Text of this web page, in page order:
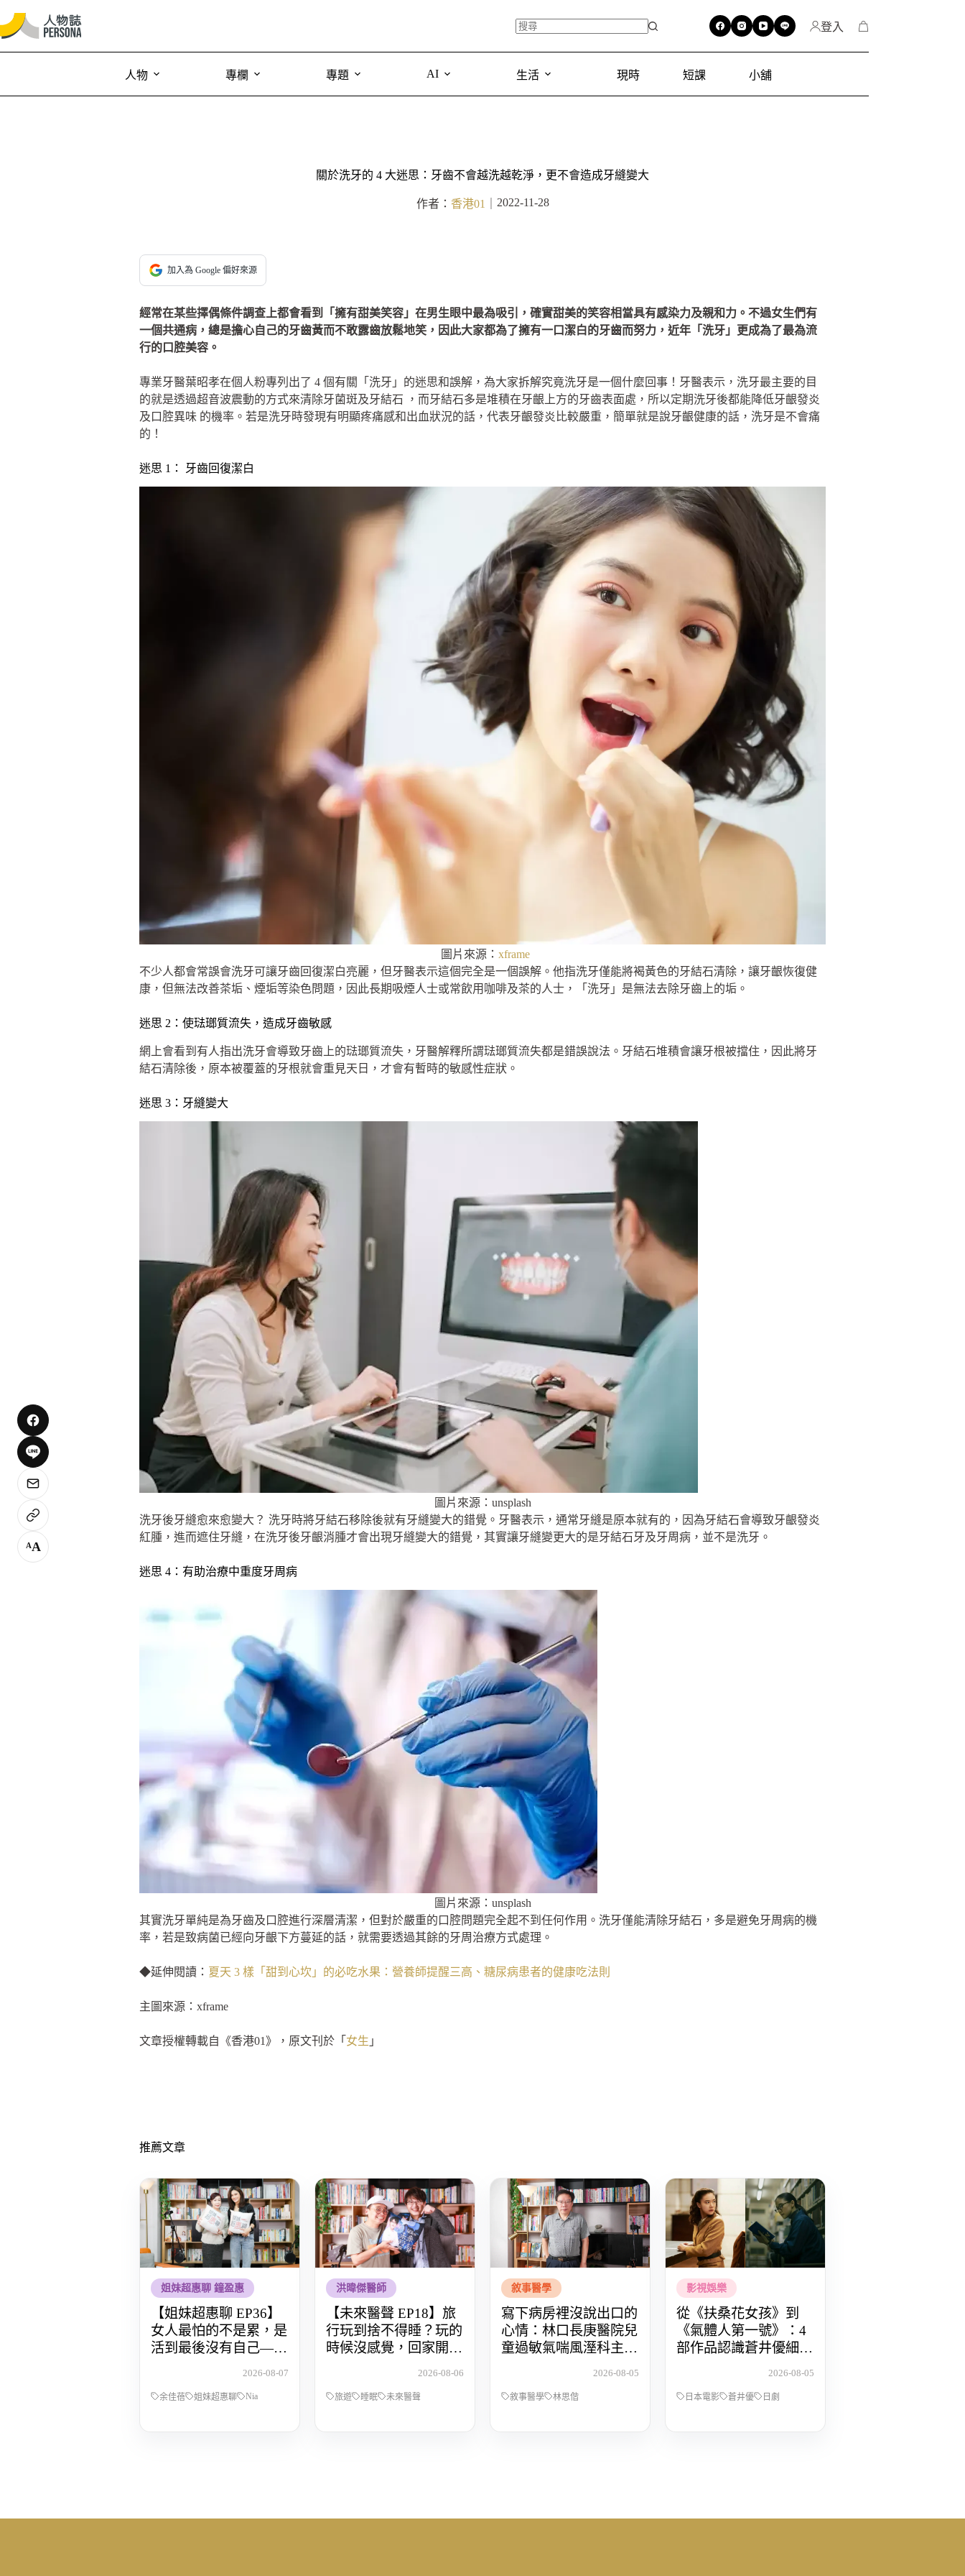
登入
人物 專欄 專題 AI 生活 現時 短課 小舖
關於洗牙的 4 大迷思：牙齒不會越洗越乾淨，更不會造成牙縫變大
作者： 香港01 2022-11-28
加入為 Google 偏好來源
經常在某些擇偶條件調查上都會看到「擁有甜美笑容」在男生眼中最為吸引，確實甜美的笑容相當具有感染力及親和力。不過女生們有
一個共通病，總是擔心自己的牙齒黃而不敢露齒放鬆地笑，因此大家都為了擁有一口潔白的牙齒而努力，近年「洗牙」更成為了最為流
行的口腔美容。
專業牙醫葉昭孝在個人粉專列出了 4 個有關「洗牙」的迷思和誤解，為大家拆解究竟洗牙是一個什麼回事！牙醫表示，洗牙最主要的目
的就是透過超音波震動的方式來清除牙菌斑及牙結石 ，而牙結石多是堆積在牙齦上方的牙齒表面處，所以定期洗牙後都能降低牙齦發炎
及口腔異味 的機率。若是洗牙時發現有明顯疼痛感和出血狀況的話，代表牙齦發炎比較嚴重，簡單就是說牙齦健康的話，洗牙是不會痛
的！
迷思 1： 牙齒回復潔白
圖片來源： xframe
不少人都會常誤會洗牙可讓牙齒回復潔白亮麗，但牙醫表示這個完全是一個誤解。他指洗牙僅能將褐黃色的牙結石清除，讓牙齦恢復健
康，但無法改善茶垢、煙垢等染色問題，因此長期吸煙人士或常飲用咖啡及茶的人士，「洗牙」是無法去除牙齒上的垢。
迷思 2：使琺瑯質流失，造成牙齒敏感
網上會看到有人指出洗牙會導致牙齒上的琺瑯質流失，牙醫解釋所謂琺瑯質流失都是錯誤說法。牙結石堆積會讓牙根被擋住，因此將牙
結石清除後，原本被覆蓋的牙根就會重見天日，才會有暫時的敏感性症狀。
迷思 3：牙縫變大
圖片來源：unsplash
洗牙後牙縫愈來愈變大？ 洗牙時將牙結石移除後就有牙縫變大的錯覺。牙醫表示，通常牙縫是原本就有的，因為牙結石會導致牙齦發炎
紅腫，進而遮住牙縫，在洗牙後牙齦消腫才會出現牙縫變大的錯覺，其實讓牙縫變更大的是牙結石牙及牙周病，並不是洗牙。
迷思 4：有助治療中重度牙周病
圖片來源：unsplash
其實洗牙單純是為牙齒及口腔進行深層清潔，但對於嚴重的口腔問題完全起不到任何作用。洗牙僅能清除牙結石，多是避免牙周病的機
率，若是致病菌已經向牙齦下方蔓延的話，就需要透過其餘的牙周治療方式處理。
◆延伸閱讀： 夏天 3 樣「甜到心坎」的必吃水果：營養師提醒三高、糖尿病患者的健康吃法則
主圖來源：xframe
文章授權轉載自《香港01》，原文刊於「 女生 」
推薦文章
姐妹超惠聊 鐘盈惠
【姐妹超惠聊 EP36】
女人最怕的不是累，是
活到最後沒有自己——
找回人生主導權的那段
2026-08-07
余佳蓓 姐妹超惠聊 Nia
洪暐傑醫師
【未來醫聲 EP18】旅
行玩到捨不得睡？玩的
時候沒感覺，回家開始
2026-08-06
旅遊 睡眠 未來醫聲
敘事醫學
寫下病房裡沒說出口的
心情：林口長庚醫院兒
童過敏氣喘風溼科主治
2026-08-05
敘事醫學 林思偕
影視娛樂
從《扶桑花女孩》到
《氣體人第一號》：4
部作品認識蒼井優細膩
2026-08-05
日本電影 蒼井優 日劇
AA